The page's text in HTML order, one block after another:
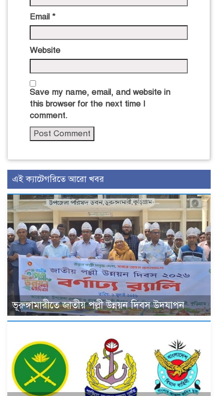
Email *
Website
Save my name, email, and website in
this browser for the next time I
comment.
এই ক্যাটেগরিতে আরো খবর
ভূরুঙ্গামারীতে জাতীয় পল্লী উন্নয়ন দিবস উদযাপন